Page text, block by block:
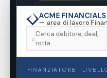
ACME FINANCIALS
— area di lavoro
⌕
Cerca debitore, deal,
rotta …
FINANZIATORE ·